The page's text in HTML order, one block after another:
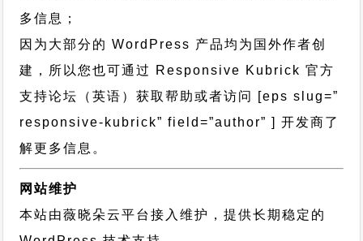
多信息；
因为大部分的 WordPress 产品均为国外作者创
建，所以您也可通过 Responsive Kubrick 官方
支持论坛
（英语）获取帮助或者访问 [eps slug=”
responsive-kubrick” field=”author” ] 开发商了
解更多信息。
网站维护
本站由薇晓朵云平台接入维护，提供长期稳定的